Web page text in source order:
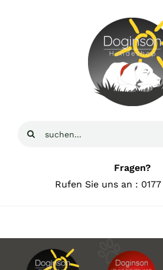
Suche
Fragen?
Rufen Sie uns an :
Home